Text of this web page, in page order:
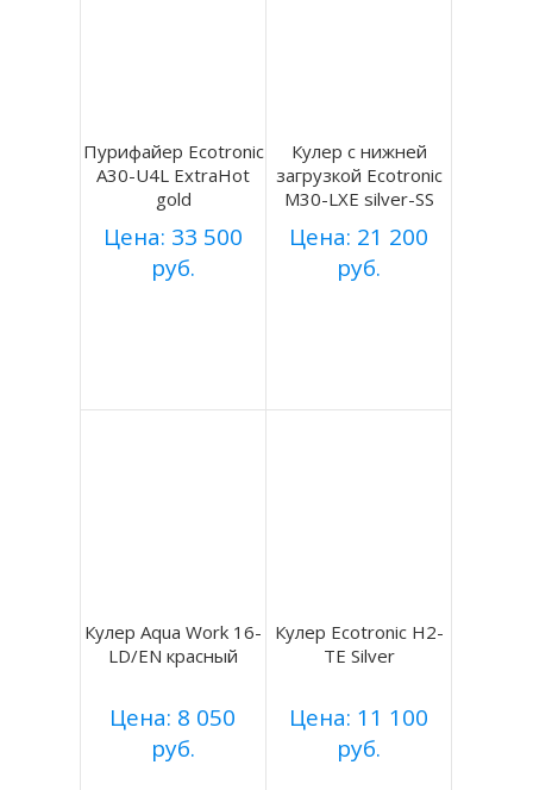
Пурифайер Ecotronic
A30-U4L ExtraHot
gold
Цена: 33 500
руб.
Кулер с нижней
загрузкой Ecotronic
M30-LXE silver-SS
Цена: 21 200
руб.
Кулер Aqua Work 16-
LD/EN красный
Цена: 8 050
руб.
Кулер Ecotronic H2-
TE Silver
Цена: 11 100
руб.